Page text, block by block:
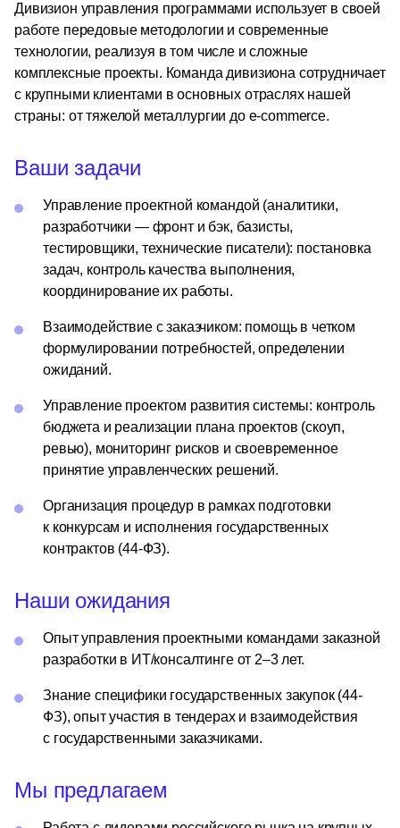
Дивизион управления программами использует в своей
работе передовые методологии и современные
технологии, реализуя в том числе и сложные
комплексные проекты. Команда дивизиона сотрудничает
с крупными клиентами в основных отраслях нашей
страны: от тяжелой металлургии до e-commerce.
Ваши задачи
Управление проектной командой (аналитики,
разработчики — фронт и бэк, базисты,
тестировщики, технические писатели): постановка
задач, контроль качества выполнения,
координирование их работы.
Взаимодействие с заказчиком: помощь в четком
формулировании потребностей, определении
ожиданий.
Управление проектом развития системы: контроль
бюджета и реализации плана проектов (скоуп,
ревью), мониторинг рисков и своевременное
принятие управленческих решений.
Организация процедур в рамках подготовки
к конкурсам и исполнения государственных
контрактов (44-ФЗ).
Наши ожидания
Опыт управления проектными командами заказной
разработки в ИТ/консалтинге от 2–3 лет.
Знание специфики государственных закупок (44-
ФЗ), опыт участия в тендерах и взаимодействия
с государственными заказчиками.
Мы предлагаем